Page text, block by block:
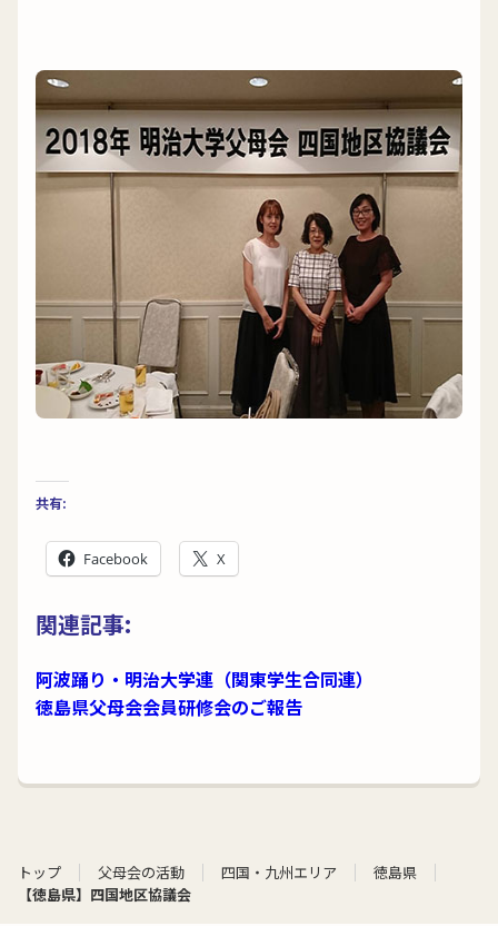
共有:
Facebook X
関連記事:
阿波踊り・明治大学連（関東学生合同連）
徳島県父母会会員研修会のご報告
トップ 父母会の活動 四国・九州エリア
徳島県
【徳島県】四国地区協議会